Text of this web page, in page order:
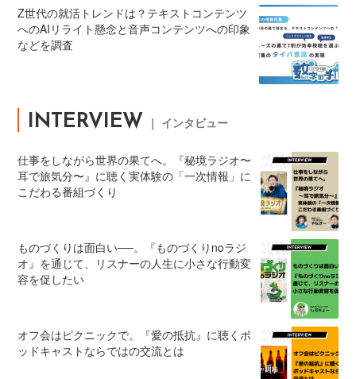
Z世代の就活トレンドは？テキストコンテンツ
へのAIリライト懸念と音声コンテンツへの印象
などを調査
INTERVIEW ｜ インタビュー
仕事をしながら世界の果てへ。『秘境ラジオ〜
耳で旅気分〜』に聴く実体験の「一次情報」に
こだわる番組づくり
ものづくりは面白い──。『ものづくりnoラジ
オ』を通じて、リスナーの人生に小さな行動変
容を促したい
オフ会はピクニックで。『愛の抵抗』に聴くポ
ッドキャストならではの交流とは